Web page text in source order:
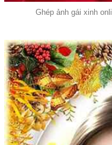
Ghép ảnh gái xinh